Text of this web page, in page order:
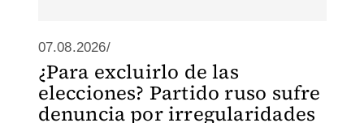
07.08.2026/
¿Para excluirlo de las
elecciones? Partido ruso sufre
denuncia por irregularidades